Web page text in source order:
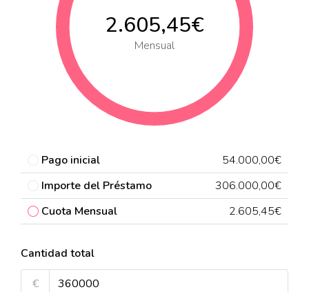
2.605,45€
Mensual
Pago inicial
54.000,00€
Importe del Préstamo
306.000,00€
Cuota Mensual
2.605,45€
Cantidad total
€